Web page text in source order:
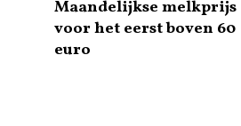
Maandelijkse melkprijs
voor het eerst boven 60
euro